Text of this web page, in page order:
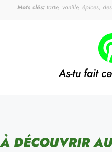
Mots clés: tarte, vanille, épices,
As-tu fait
À DÉCOUVRIR